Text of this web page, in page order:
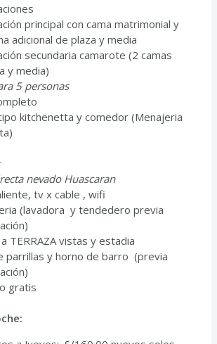
principal con cama matrimonial y
adicional de plaza y media
secundaria camarote (2 camas
y media)
5 personas
kitchenetta y comedor (Menajeria
nevado Huascaran
tv x cable , wifi
(lavadora y tendedero previa
TERRAZA vistas y estadia
parrillas y horno de barro (previa
gratis